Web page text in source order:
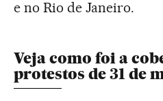
e no Rio de Janeiro.
Veja como foi a
protestos de 31 de